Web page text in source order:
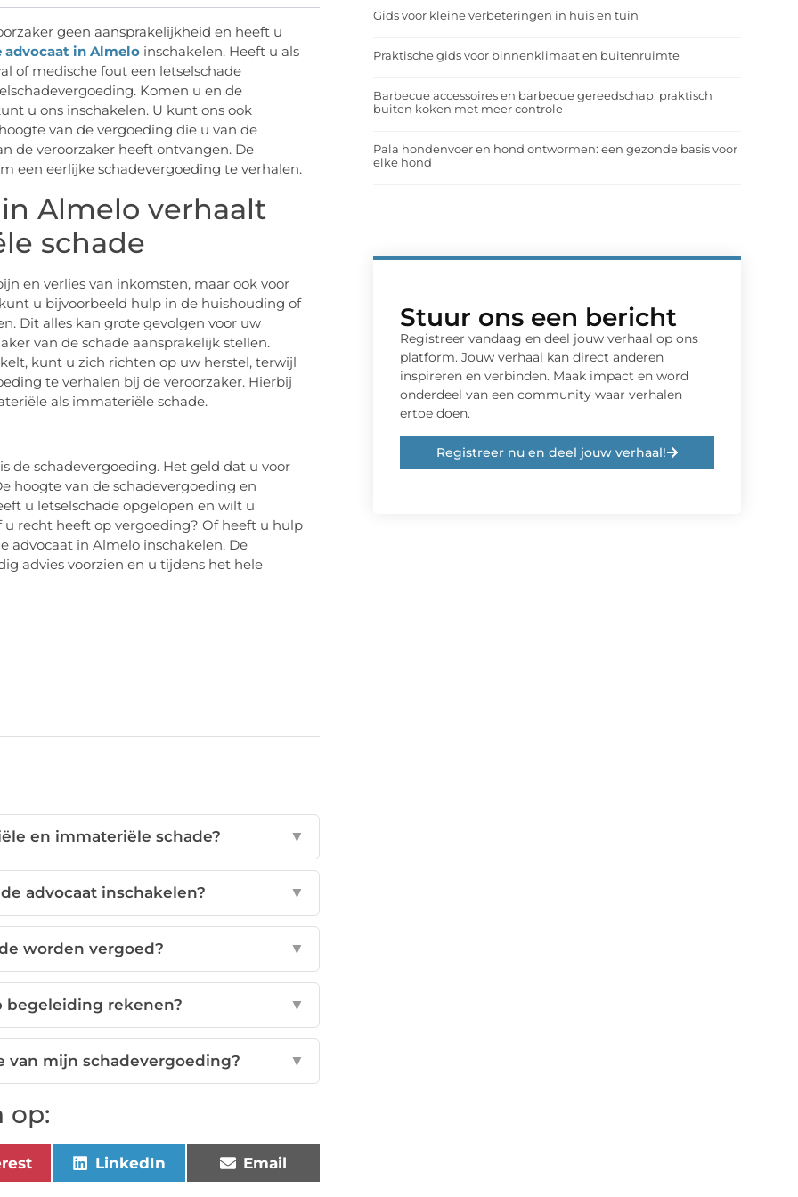
geen aansprakelijkheid en heeft u
advocaat in Almeloinschakelen. Heeft u als
of medische fout een letselschade
Komen u en de
u ons inschakelen. U kunt ons ook
van de vergoeding die u van de
de veroorzaker heeft ontvangen. De
een eerlijke schadevergoeding te verhalen.
Almelo verhaalt
schade
en verlies van inkomsten, maar ook voor
u bijvoorbeeld hulp in de huishouding of
Dit alles kan grote gevolgen voor uw
van de schade aansprakelijk stellen.
kunt u zich richten op uw herstel, terwijl
te verhalen bij de veroorzaker. Hierbij
als immateriële schade.
de schadevergoeding. Het geld dat u voor
hoogte van de schadevergoeding en
u letselschade opgelopen en wilt u
recht heeft op vergoeding? Of heeft u hulp
advocaat in Almelo inschakelen. De
advies voorzien en u tijdens het hele
en immateriële schade? ▼
advocaat inschakelen? ▼
worden vergoed? ▼
begeleiding rekenen? ▼
van mijn schadevergoeding? ▼
op:
LinkedIn Email
Gids voor kleine verbeteringen in huis en tuin
Praktische gids voor binnenklimaat en buitenruimte
Barbecue accessoires en barbecue gereedschap: praktisch
buiten koken met meer controle
Pala hondenvoer en hond ontwormen: een gezonde basis voor
elke hond
Stuur ons een bericht
Registreer vandaag en deel jouw verhaal op ons
platform. Jouw verhaal kan direct anderen
inspireren en verbinden. Maak impact en word
onderdeel van een community waar verhalen
ertoe doen.
Registreer nu en deel jouw verhaal!